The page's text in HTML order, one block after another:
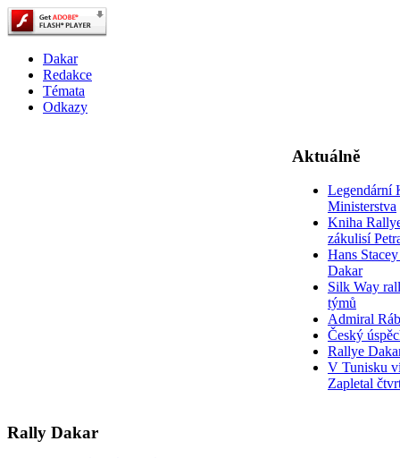
Dakar
Redakce
Témata
Odkazy
Aktuálně
Legendární
Ministerstva
Kniha
zákulisí
Hans
Dakar
Silk Way
týmů
Admiral
Český
Rallye
V Tunisku
Zapletal
Rally Dakar